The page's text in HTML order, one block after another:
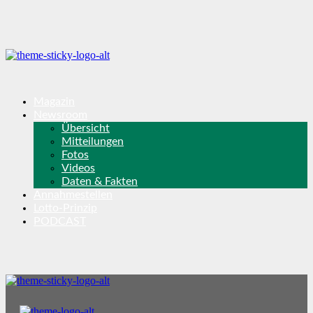
Übersicht
Mitteilungen
Fotos
Videos
Daten & Fakten